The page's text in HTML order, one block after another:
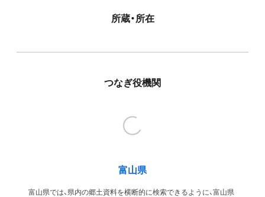
所蔵・所在
つなぎ役機関
富山県
富山県では、県内の郷土資料を横断的に検索できるように、富山県